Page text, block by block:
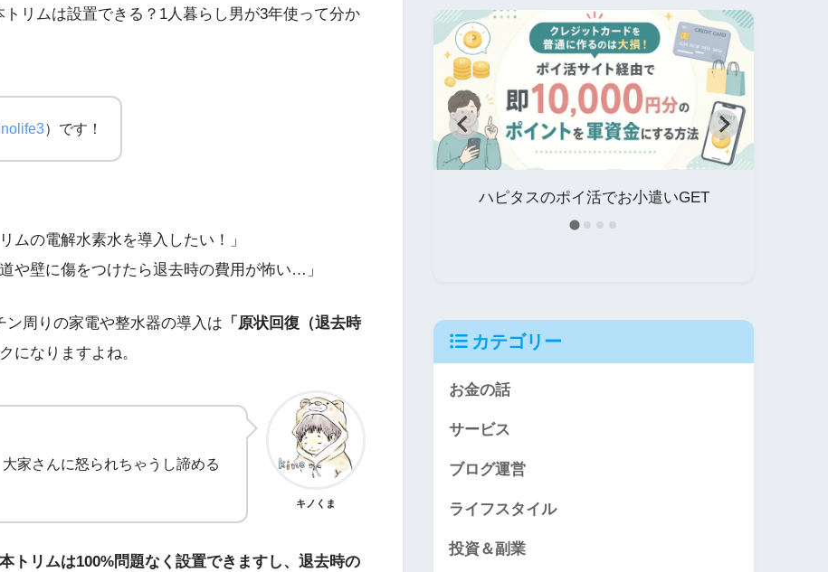
トリムは設置できる？1人暮らし男が3年使って分か
）です！
ムの電解水素水を導入したい！」
や壁に傷をつけたら退去時の費用が怖い…」
周りの家電や整水器の導入は 「原状回復（退去時
になりますよね。
家さんに怒られちゃうし諦める
キノくま
トリムは100%問題なく設置できますし、退去時の
ハピタスのポイ活でお小遣いGET
カテゴリー
お金の話
サービス
ブログ運営
ライフスタイル
投資＆副業